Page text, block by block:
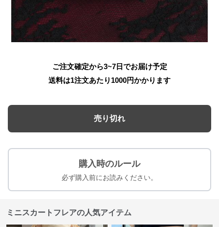
ご注文確定から3~7日でお届け予定
送料は1注文あたり 1000円かかります
売り切れ
購入時のルール
必ず購入前にお読みください。
ミニスカートフレアの人気アイテム